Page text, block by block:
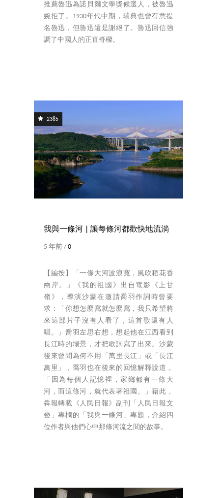
推薦魯迅為諾貝爾文學獎候選人，被魯迅
婉拒了。1930年代中期，瑞典也曾有意提
名魯迅，但魯迅還是謝絕了。魯迅回信強
調了中國人的正直脊樑。
2385
我與一條河 | 讓每條河都歡快地流淌
5 年前 / 0
【編按】「一條大河波浪寬，風吹稻花香
兩岸。」《我的祖國》出自電影《上甘
嶺》，導演沙蒙在邀請喬羽作詞時曾要
求：「你想怎麼寫就怎麼寫，我只希望將
來這部片子沒有人看了，這首歌還有人
唱。」喬羽左思右想，想起他在江西看到
長江時的場景，才把歌詞寫了出來。沙蒙
後來曾問為何不用「萬里長江」或「長江
萬里」，喬羽也在後來的回憶解釋說道，
「因為每個人記憶裡，家鄉都有一條大
河，而這條河，就代表著祖國。」藉此，
犇報轉載《人民日報》副刊「人民日報文
藝」專欄的「我與一條河」專題，介紹四
位作者與他們心中那條河流之間的故事。